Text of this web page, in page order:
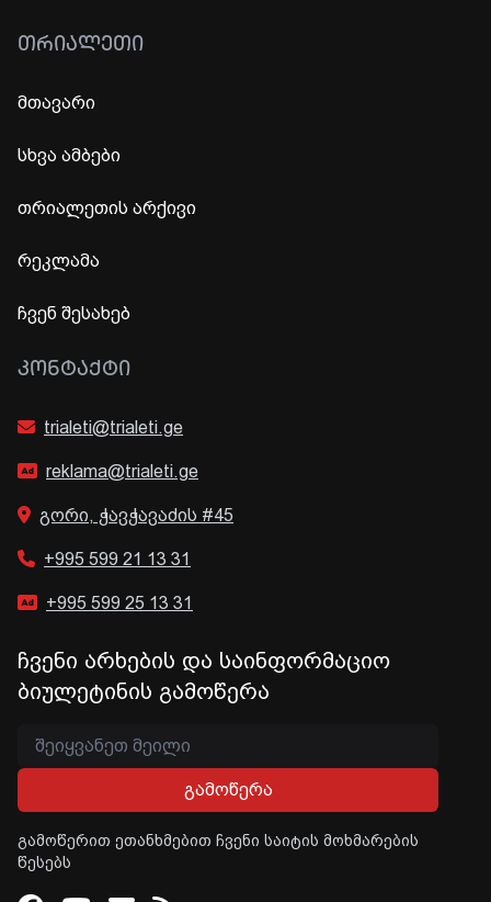
ᲗᲠᲘᲐᲚᲔᲗᲘ
მთავარი
სხვა ამბები
თრიალეთის არქივი
რეკლამა
ჩვენ შესახებ
ᲙᲝᲜᲢᲐᲥᲢᲘ
trialeti@trialeti.ge
reklama@trialeti.ge
გორი, ჭავჭავაძის #45
+995 599 21 13 31
+995 599 25 13 31
ჩვენი არხების და საინფორმაციო
ბიულეტინის გამოწერა
გამოწერა
გამოწერით ეთანხმებით ჩვენი საიტის მოხმარების
წესებს